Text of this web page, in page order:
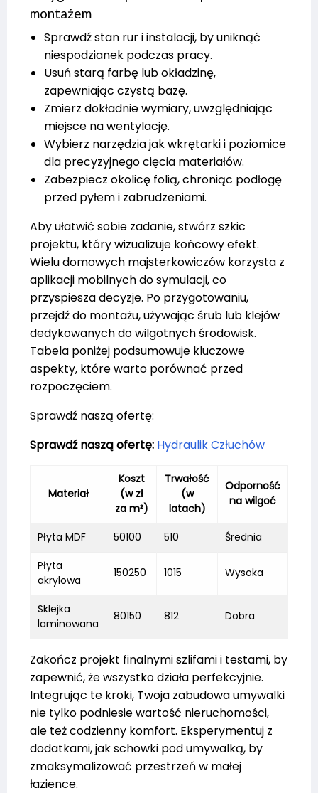
montażem
Sprawdź stan rur i instalacji, by uniknąć
niespodzianek podczas pracy.
Usuń starą farbę lub okładzinę,
zapewniając czystą bazę.
Zmierz dokładnie wymiary, uwzględniając
miejsce na wentylację.
Wybierz narzędzia jak wkrętarki i poziomice
dla precyzyjnego cięcia materiałów.
Zabezpiecz okolicę folią, chroniąc podłogę
przed pyłem i zabrudzeniami.
Aby ułatwić sobie zadanie, stwórz szkic
projektu, który wizualizuje końcowy efekt.
Wielu domowych majsterkowiczów korzysta z
aplikacji mobilnych do symulacji, co
przyspiesza decyzje. Po przygotowaniu,
przejdź do montażu, używając śrub lub klejów
dedykowanych do wilgotnych środowisk.
Tabela poniżej podsumowuje kluczowe
aspekty, które warto porównać przed
rozpoczęciem.
Sprawdź naszą ofertę:
Sprawdź naszą ofertę: Hydraulik Człuchów
Materiał
Koszt
(w zł
za m²)
Trwałość
(w
latach)
Odporność
na wilgoć
Płyta MDF 50100 510
Średnia
Płyta
akrylowa
150250 1015 Wysoka
Sklejka
laminowana
80150 812 Dobra
Zakończ projekt finalnymi szlifami i testami, by
zapewnić, że wszystko działa perfekcyjnie.
Integrując te kroki, Twoja zabudowa umywalki
nie tylko podniesie wartość nieruchomości,
ale też codzienny komfort. Eksperymentuj z
dodatkami, jak schowki pod umywalką, by
zmaksymalizować przestrzeń w małej
łazience.